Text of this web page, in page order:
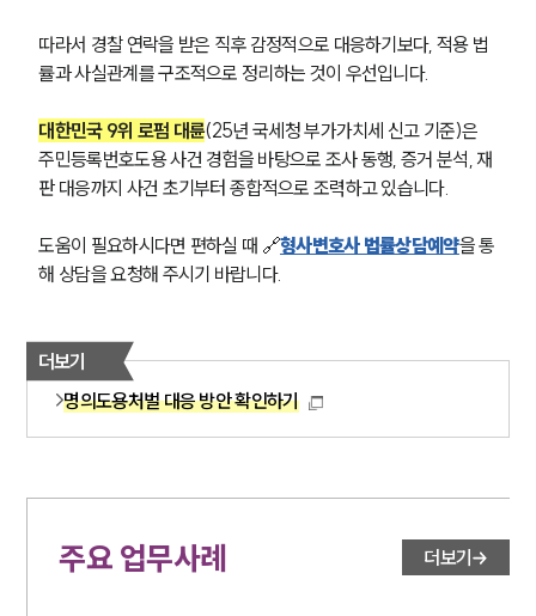
따라서 경찰 연락을 받은 직후 감정적으로 대응하기보다, 적용 법
률과 사실관계를 구조적으로 정리하는 것이 우선입니다.
대한민국 9위 로펌 대륜(25년 국세청 부가가치세 신고 기준)은
주민등록번호도용 사건 경험을 바탕으로 조사 동행, 증거 분석, 재
판 대응까지 사건 초기부터 종합적으로 조력하고 있습니다.
도움이 필요하시다면 편하실 때 🔗형사변호사 법률상담예약을 통
해 상담을 요청해 주시기 바랍니다.
더보기
명의도용처벌 대응 방안 확인하기
주요 업무사례 더보기